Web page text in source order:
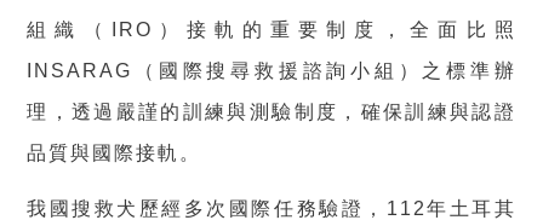
組織（IRO）接軌的重要制度，全面比照
INSARAG（國際搜尋救援諮詢小組）之標準辦
理，透過嚴謹的訓練與測驗制度，確保訓練與認證
品質與國際接軌。
我國搜救犬歷經多次國際任務驗證，112年土耳其